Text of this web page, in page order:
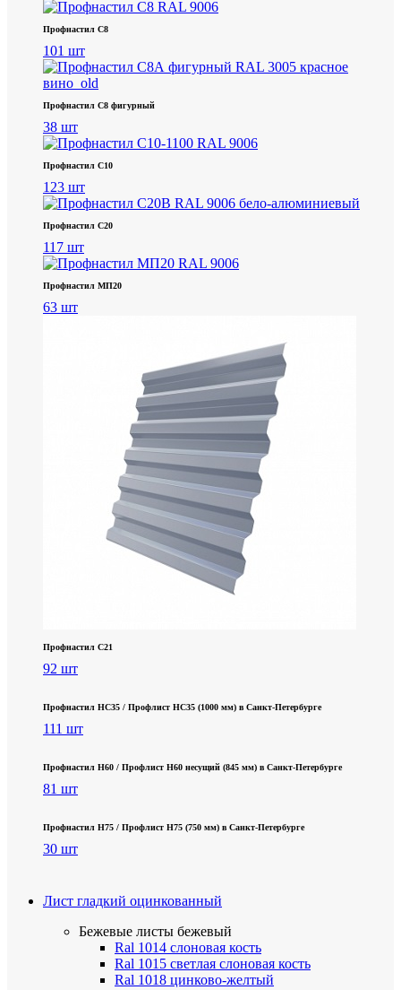
Профнастил С8
101 шт
Профнастил С8 фигурный
38 шт
Профнастил С10
123 шт
Профнастил С20
117 шт
Профнастил МП20
63 шт
Профнастил С21
92 шт
Профнастил НС35 / Профлист НС35 (1000 мм) в Санкт‑Петербурге
111 шт
Профнастил Н60 / Профлист Н60 несущий (845 мм) в Санкт-Петербурге
81 шт
Профнастил Н75 / Профлист Н75 (750 мм) в Санкт-Петербурге
30 шт
Лист гладкий оцинкованный
Бежевые листы бежевый
Ral 1014 слоновая кость
Ral 1015 светлая слоновая кость
Ral 1018 цинково-желтый